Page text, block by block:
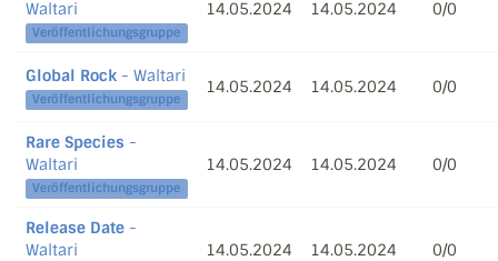
Waltari
Veröffentlichungsgruppe
14.05.2024 14.05.2024 0/0
Global Rock - Waltari
Veröffentlichungsgruppe
14.05.2024 14.05.2024 0/0
Rare Species -
Waltari
Veröffentlichungsgruppe
14.05.2024 14.05.2024 0/0
Release Date -
Waltari
14.05.2024 14.05.2024 0/0